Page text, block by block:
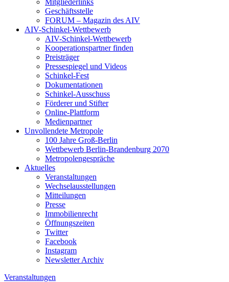
Mitgliederlinks
Geschäftsstelle
FORUM – Magazin des AIV
AIV-Schinkel-Wettbewerb
AIV-Schinkel-Wettbewerb
Kooperationspartner finden
Preisträger
Pressespiegel und Videos
Schinkel-Fest
Dokumentationen
Schinkel-Ausschuss
Förderer und Stifter
Online-Plattform
Medienpartner
Unvollendete Metropole
100 Jahre Groß-Berlin
Wettbewerb Berlin-Brandenburg 2070
Metropolengespräche
Aktuelles
Veranstaltungen
Wechselausstellungen
Mitteilungen
Presse
Immobilienrecht
Öffnungszeiten
Twitter
Facebook
Instagram
Newsletter Archiv
Veranstaltungen